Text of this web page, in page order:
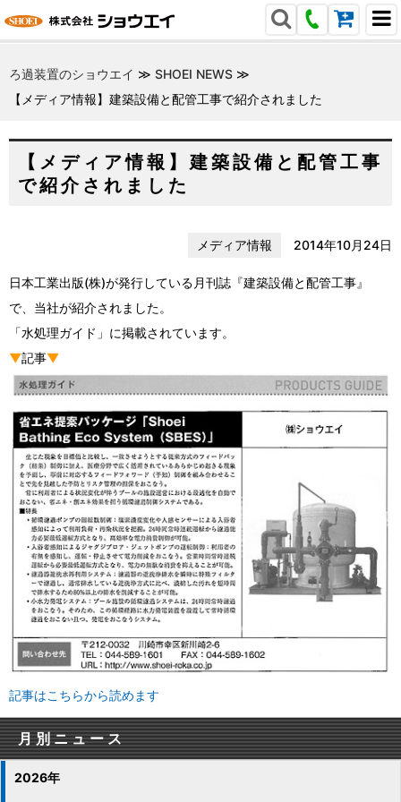
ろ過装置のショウエイ ≫ SHOEI NEWS ≫
【メディア情報】建築設備と配管工事で紹介されました
【メディア情報】建築設備と配管工事
で紹介されました
メディア情報 2014年10月24日
日本工業出版(株)が発行している月刊誌『建築設備と配管工事』
で、当社が紹介されました。
「水処理ガイド」に掲載されています。
▼記事▼
記事はこちらから読めます
月別ニュース
2026年